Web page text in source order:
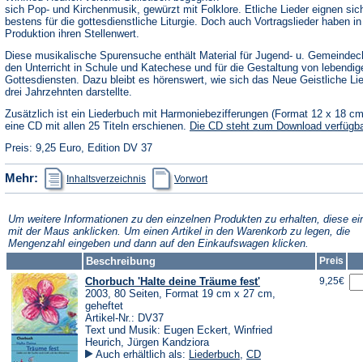
sich Pop- und Kirchenmusik, gewürzt mit Folklore. Etliche Lieder eignen
bestens für die gottesdienstliche Liturgie. Doch auch Vortragslieder haben
Produktion ihren Stellenwert.
Diese musikalische Spurensuche enthält Material für Jugend- u.
den Unterricht in Schule und Katechese und für die Gestaltung von
Gottesdiensten. Dazu bleibt es hörenswert, wie sich das Neue Geistliche
drei Jahrzehnten darstellte.
Zusätzlich ist ein Liederbuch mit Harmoniebezifferungen (Format 12 x 18
eine CD mit allen 25 Titeln erschienen. Die CD steht zum Download
Preis: 9,25 Euro, Edition DV 37
Mehr: Inhaltsverzeichnis
(Öffnet
in
einem
Tab)
Vorwortin
einem
Tab)
Um weitere Informationen zu den einzelnen Produkten zu erhalten, diese
mit der Maus anklicken. Um einen Artikel in den Warenkorb zu legen, die
Mengenzahl eingeben und dann auf den Einkaufswagen klicken.
Beschreibung
Preis
Chorbuch 'Halte deine Träume fest'
2003, 80 Seiten, Format 19 cm x 27 cm,
geheftet
Artikel-Nr.: DV37
Text und Musik: Eugen Eckert, Winfried
Heurich, Jürgen Kandziora
Auch erhältlich als: Liederbuch, CD
9,25€